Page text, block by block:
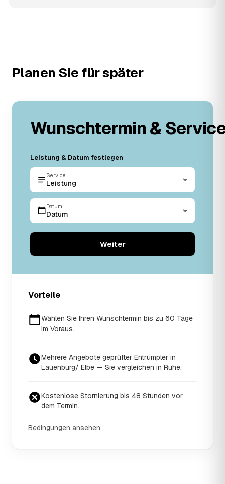
Planen Sie für später
Wunschtermin &
Leistung & Datum festlegen
Service
Leistung
Datum
Datum
Weiter
Vorteile
Wählen Sie Ihren Wunschtermin bis zu 60 Tage
im Voraus.
Mehrere Angebote geprüfter Entrümpler in
Lauenburg/ Elbe — Sie vergleichen in Ruhe.
Kostenlose Stornierung bis 48 Stunden vor
dem Termin.
Bedingungen ansehen